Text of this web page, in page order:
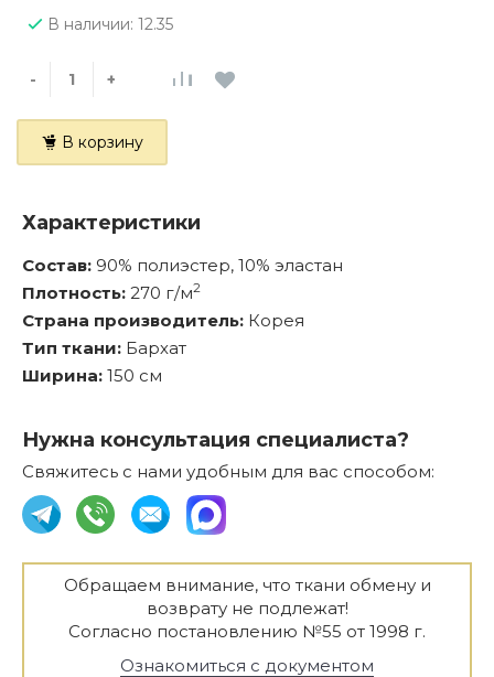
В наличии: 12.35
- +
В корзину
Характеристики
Состав: 90% полиэстер, 10% эластан
Плотность: 270 г/м2
Страна производитель: Корея
Тип ткани: Бархат
Ширина: 150 см
Нужна консультация специалиста?
Свяжитесь с нами удобным для вас способом:
Обращаем внимание, что ткани обмену и
возврату не подлежат!
Согласно постановлению №55 от 1998 г.
Ознакомиться с документом